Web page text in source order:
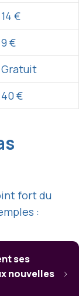
14 €
9 €
Gratuit
40 €
fort du
:
ses
nouvelles